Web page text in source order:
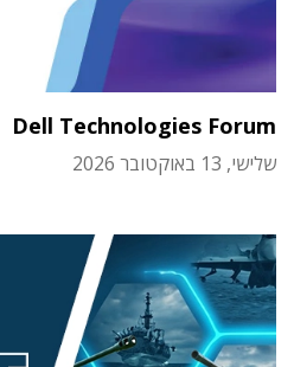
Dell Technologies Forum
שלישי, 13 באוקטובר 2026